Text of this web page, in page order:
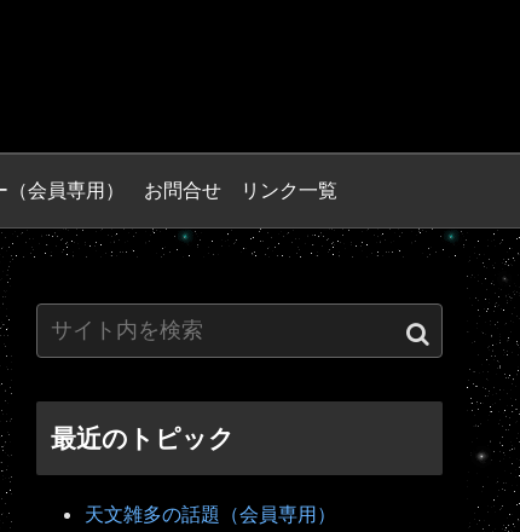
会員専用） お問合せ リンク一覧
最近のトピック
天文雑多の話題（会員専用）